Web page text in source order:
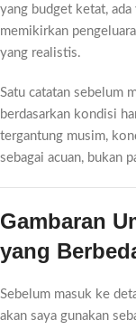
yang budget ketat,
memikirkan
yang realistis.
Satu catatan sebelum
berdasarkan kondisi
tergantung musim,
sebagai acuan, bukan
Gambaran
yang
Sebelum masuk ke
akan saya gunakan